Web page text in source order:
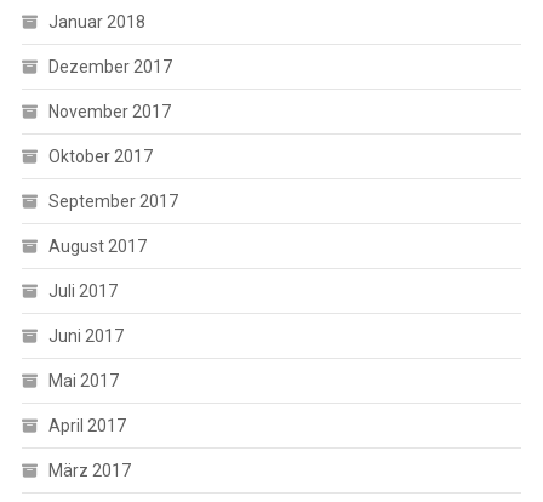
Januar 2018
Dezember 2017
November 2017
Oktober 2017
September 2017
August 2017
Juli 2017
Juni 2017
Mai 2017
April 2017
März 2017